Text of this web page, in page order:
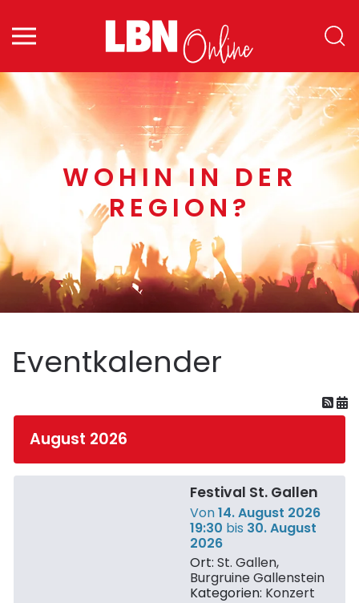
Zum Hauptinhalt springen
WOHIN IN DER
REGION?
Eventkalender
August 2026
Festival St. Gallen
Von14. August 2026
19:30 bis 30. August
2026
Ort:St. Gallen,
Burgruine Gallenstein
Kategorien: Konzert